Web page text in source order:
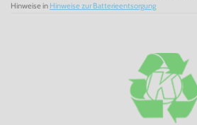
Hinweise in Hinweise zur Batterieentsorgung